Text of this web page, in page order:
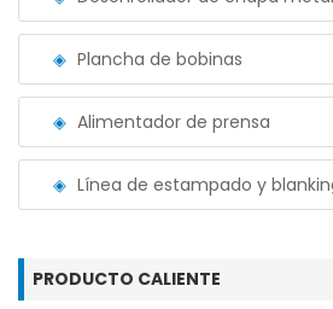
Plancha de bobinas
Alimentador de prensa
Línea de estampado y
PRODUCTO CALIENTE